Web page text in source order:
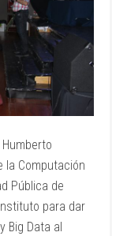
la Computación
Pública de
para dar
Big Data al